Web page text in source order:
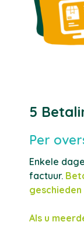
5
Per
Enkele
factuur.
geschieden
Als u